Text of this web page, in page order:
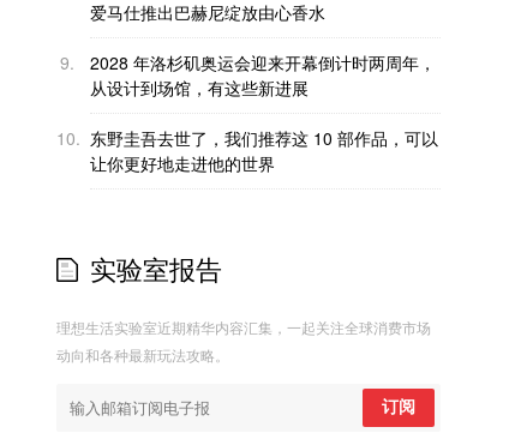
爱马仕推出巴赫尼绽放由心香水
9.
2028 年洛杉矶奥运会迎来开幕倒计时两周年，
从设计到场馆，有这些新进展
10. 东野圭吾去世了，我们推荐这 10 部作品，可以
让你更好地走进他的世界
实验室报告
理想生活实验室近期精华内容汇集，一起关注全球消费市场
动向和各种最新玩法攻略。